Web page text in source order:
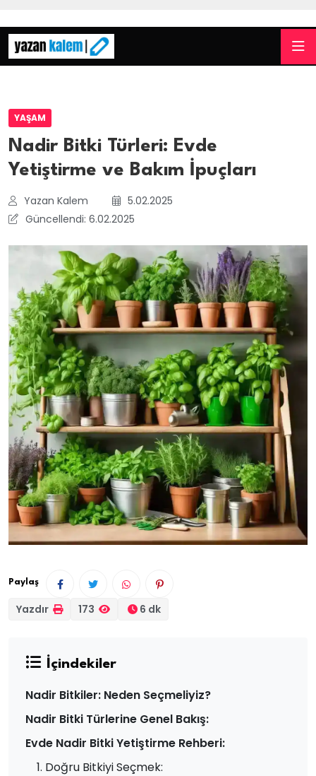
YAŞAM
Nadir Bitki Türleri: Evde
Yetiştirme ve Bakım İpuçları
Yazan Kalem
5.02.2025
Güncellendi: 6.02.2025
Paylaş
Yazdır 173 6 dk
İçindekiler
Nadir Bitkiler: Neden Seçmeliyiz?
Nadir Bitki Türlerine Genel Bakış:
Evde Nadir Bitki Yetiştirme Rehberi:
1. Doğru Bitkiyi Seçmek: